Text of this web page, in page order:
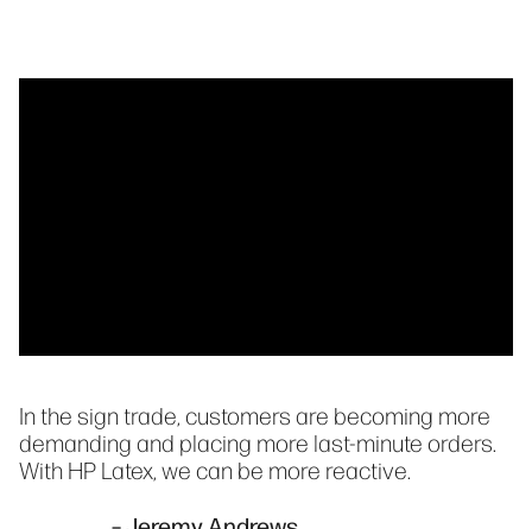
In the sign trade, customers are becoming more
demanding and placing more last-minute orders.
With HP Latex, we can be more reactive.